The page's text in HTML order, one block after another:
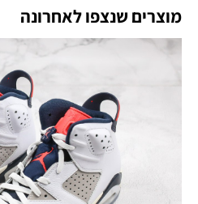
מוצרים שנצפו לאחרונה